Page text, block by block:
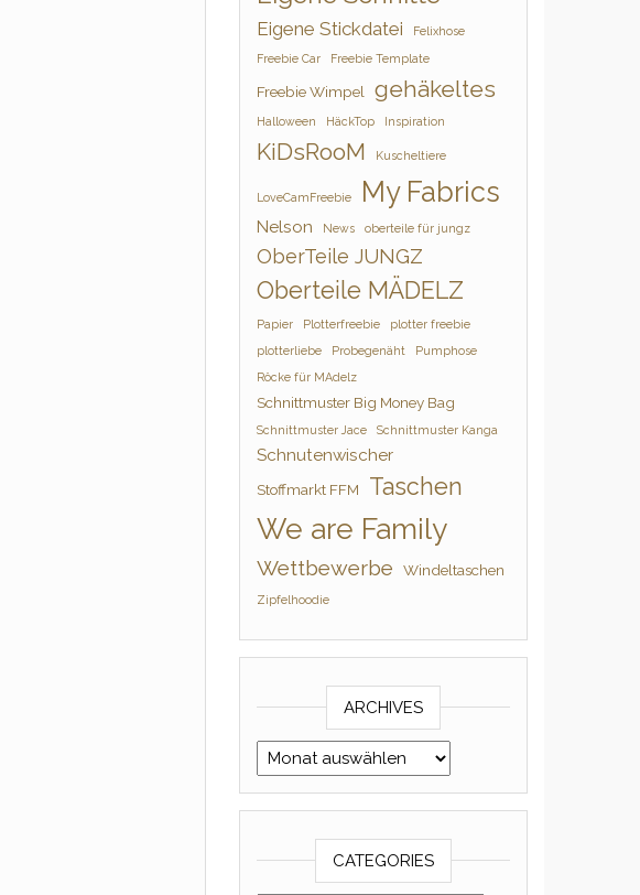
Eigene Stickdatei Felixhose
Freebie Car Freebie Template
Freebie Wimpel gehäkeltes
Halloween HäckTop Inspiration
KiDsRooM Kuscheltiere
LoveCamFreebie My Fabrics
Nelson News oberteile für jungz
OberTeile JUNGZ
Oberteile MÄDELZ
Papier Plotterfreebie
plotter freebie
plotterliebe
Probegenäht
Pumphose
Röcke für MAdelz
Schnittmuster Big Money Bag
Schnittmuster Jace Schnittmuster Kanga
Schnutenwischer
Stoffmarkt FFM Taschen
We are Family
Wettbewerbe Windeltaschen
Zipfelhoodie
ARCHIVES
Archives
CATEGORIES